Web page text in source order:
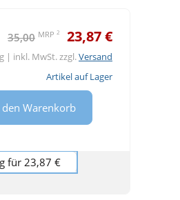
35,00 MRP 2 23,87 €
| inkl. MwSt. zzgl.Versand
Artikel auf Lager
den Warenkorb
für 23,87 €